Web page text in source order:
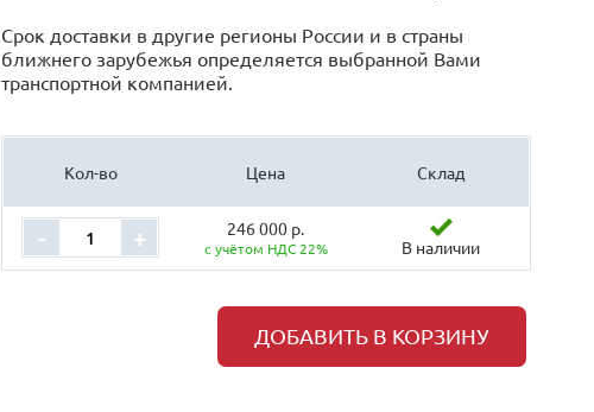
Срок доставки в другие регионы России и в страны
ближнего зарубежья определяется выбранной Вами
транспортной компанией.
Кол-во Цена Склад
- + 246 000 р.
с учётом НДС 22% В наличии
ДОБАВИТЬ В КОРЗИНУ